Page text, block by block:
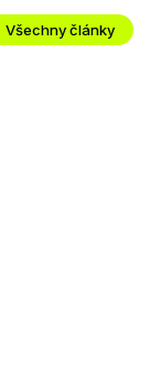
Všechny články